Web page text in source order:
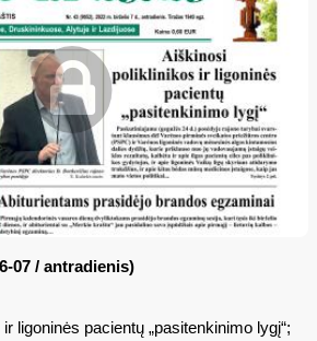
07 / antradienis)
ligoninės pacientų „pasitenkinimo lygį“;